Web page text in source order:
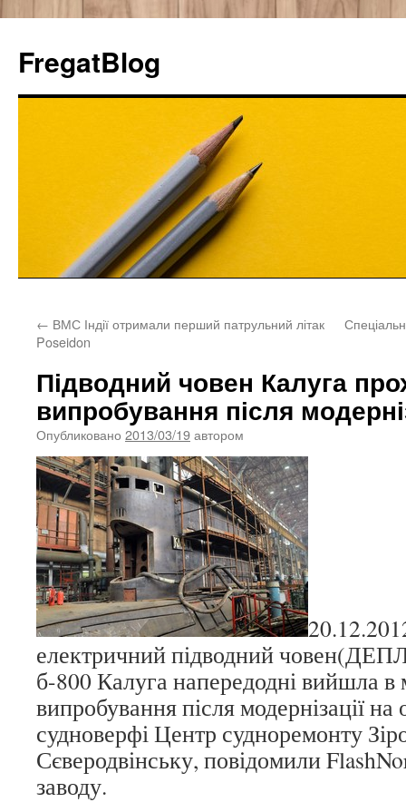
FregatBlog
← ВМС Індії отримали перший патрульний літак
Poseidon
Підводний човен Калуга
випробування після
Опубликовано 2013/03/19автором
електричний підводний
б-800 Калуга напередодні вийшла в
випробування після модернізації на
судноверфі Центр судноремонту
Сєверодвінську, повідомили
заводу.